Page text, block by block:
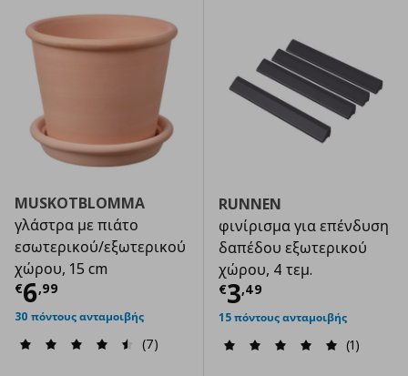
MUSKOTBLOMMA
γλάστρα με πιάτο
εσωτερικού/εξωτερικού
χώρου, 15 cm
€6,99
Τρέχουσα τιμή € 6,99
30 πόντους ανταμοιβής
(7)
RUNNEN
φινίρισμα για επένδυση
δαπέδου εξωτερικού
χώρου, 4 τεμ.
€3,49
Τρέχουσα
15 πόντους ανταμοιβής
(1)